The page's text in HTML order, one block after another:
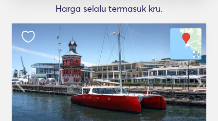
Harga selalu termasuk kru.